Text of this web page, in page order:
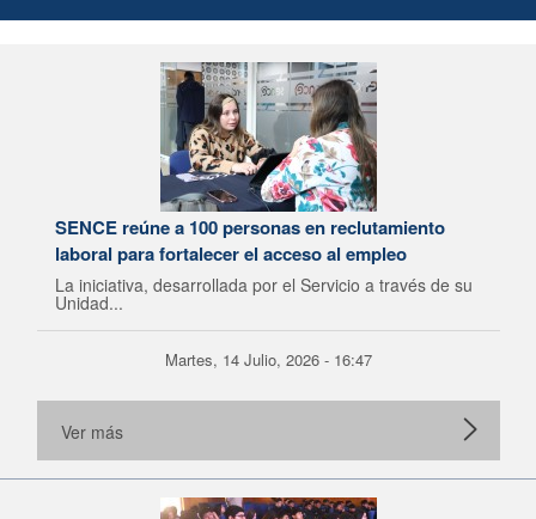
SENCE reúne a 100 personas en reclutamiento
laboral para fortalecer el acceso al empleo
La iniciativa, desarrollada por el Servicio a través de su
Unidad...
Martes, 14 Julio, 2026 - 16:47
Ver más